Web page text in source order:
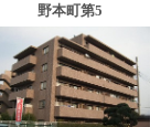
野本町第5